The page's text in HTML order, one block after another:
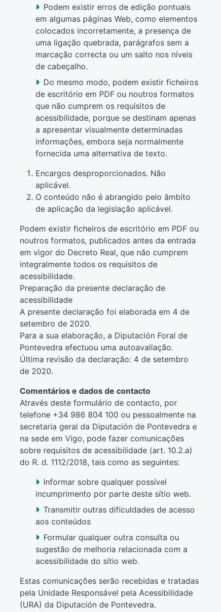
Podem existir erros de edição pontuais
em algumas páginas Web, como elementos
colocados incorretamente, a presença de
uma ligação quebrada, parágrafos sem a
marcação correcta ou um salto nos níveis
de cabeçalho.
Do mesmo modo, podem existir ficheiros
de escritório em PDF ou noutros formatos
que não cumprem os requisitos de
acessibilidade, porque se destinam apenas
a apresentar visualmente determinadas
informações, embora seja normalmente
fornecida uma alternativa de texto.
Encargos desproporcionados. Não
aplicável.
O conteúdo não é abrangido pelo âmbito
de aplicação da legislação aplicável.
Podem existir ficheiros de escritório em PDF ou
noutros formatos, publicados antes da entrada
em vigor do Decreto Real, que não cumprem
integralmente todos os requisitos de
acessibilidade.
Preparação da presente declaração de
acessibilidade
A presente declaração foi elaborada em 4 de
setembro de 2020.
Para a sua elaboração, a Diputación Foral de
Pontevedra efectuou uma autoavaliação.
Última revisão da declaração: 4 de setembro
de 2020.
Comentários e dados de contacto
Através deste formulário de contacto, por
telefone +34 986 804 100 ou pessoalmente na
secretaria geral da Diputación de Pontevedra e
na sede em Vigo, pode fazer comunicações
sobre requisitos de acessibilidade (art. 10.2.a)
do R. d. 1112/2018, tais como as seguintes:
Informar sobre qualquer possível
incumprimento por parte deste sítio web.
Transmitir outras dificuldades de acesso
aos conteúdos
Formular qualquer outra consulta ou
sugestão de melhoria relacionada com a
acessibilidade do sítio web.
Estas comunicações serão recebidas e tratadas
pela Unidade Responsável pela Acessibilidade
(URA) da Diputación de Pontevedra.